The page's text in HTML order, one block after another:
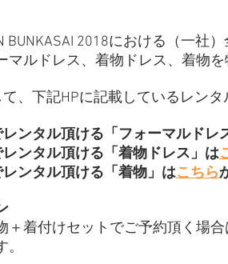
ーマル・着物ドレス、着
BUNKASAI 2018における（一
マルドレス、着物ドレス、着物
、下記HPに記載しているレン
レンタル頂ける「フォーマルドレ
レンタル頂ける「着物ドレス」は
レンタル頂ける「着物」はこちら
着付けセットでご予約頂く場